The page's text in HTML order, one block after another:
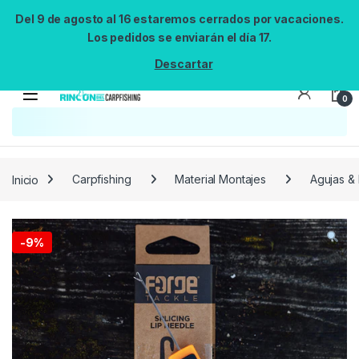
Del 9 de agosto al 16 estaremos cerrados por vacaciones.
Los pedidos se enviarán el día 17.
Descartar
0
No se pudo cargar el widget de búsqueda.
Inténtalo de nuevo.
Reintentar